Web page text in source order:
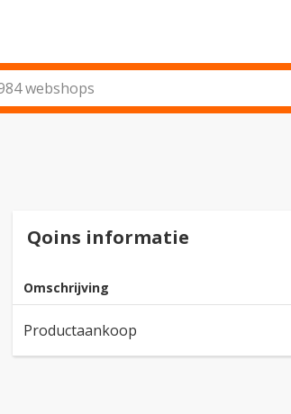
Qoins informatie
Omschrijving
Productaankoop